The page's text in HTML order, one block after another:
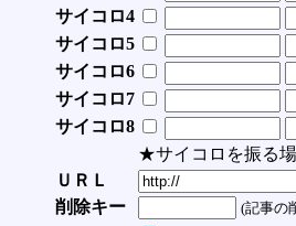
サイコロ4
サイコロ5
サイコロ6
サイコロ7
サイコロ8
★サイコロを振る
ＵＲＬ
削除キー
(記事の